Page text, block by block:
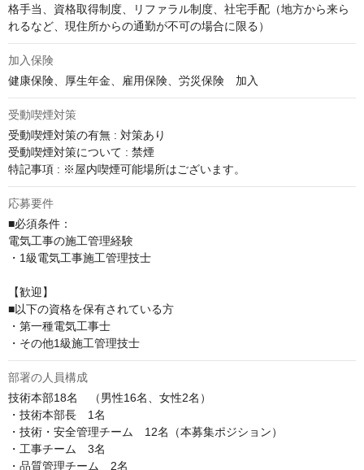
格手当、資格取得制度、リファラル制度、社宅手配（地方から来ら
れるなど、現住所からの通勤が不可の場合に限る）
加入保険
健康保険、厚生年金、雇用保険、労災保険　加入
受動喫煙対策
受動喫煙対策の有無 : 対策あり
受動喫煙対策について : 禁煙
特記事項 : ※屋内喫煙可能場所はございます。
応募要件
■必須条件：
電気工事の施工管理経験
・1級電気工事施工管理技士
【歓迎】
■以下の資格を保有されている方
・第一種電気工事士
・その他1級施工管理技士
部署の人員構成
技術本部18名　（男性16名、女性2名）
・技術本部長　1名
・技術・安全管理チーム　12名（本募集ポジション）
・工事チーム　3名
・品質管理チーム　2名